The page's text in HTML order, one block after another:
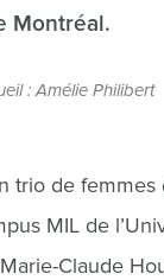
Montréal.
: Amélie Philibert
trio de
MIL de
Claude